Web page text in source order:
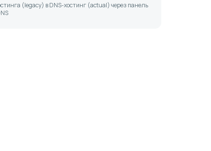
(legacy) в DNS-хостинг (actual) через панель